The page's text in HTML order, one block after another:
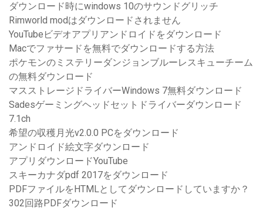
ダウンロード時にwindows 10のサウンドグリッチ
Rimworld modはダウンロードされません
YouTubeビデオアプリアンドロイドをダウンロード
Macでファサードを無料でダウンロードする方法
ポケモンのミステリーダンジョンブルーレスキューチーム
の無料ダウンロード
マスストレージドライバーWindows 7無料ダウンロード
Sadesゲーミングヘッドセットドライバーダウンロード
7.1ch
希望の収穫月光v2.0.0 PCをダウンロード
アンドロイド絵文字ダウンロード
アプリダウンロードYouTube
スキーカナダpdf 2017をダウンロード
PDFファイルをHTMLとしてダウンロードしていますか？
302回路PDFダウンロード